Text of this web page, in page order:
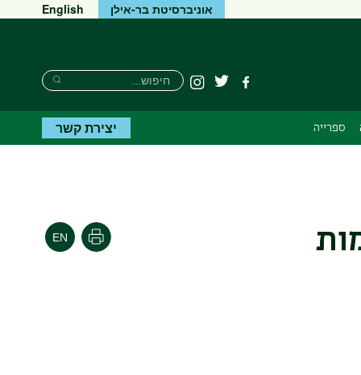
אוניברסיטת בר-אילן English
פייסבוקטוויטרInstagram
חיפוש
חיפוש
חיפוש
ספרייה יצירת קשר
הדפסה